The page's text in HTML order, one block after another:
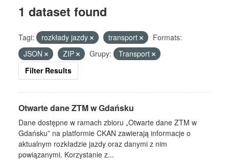
1 dataset found
Tagi: rozkłady jazdy transport
Formats:
JSON
ZIP Grupy:
Transport
Filter Results
Otwarte dane ZTM w Gdańsku
Dane dostępne w ramach zbioru „Otwarte dane ZTM w
Gdańsku” na platformie CKAN zawierają informacje o
aktualnym rozkładzie jazdy oraz danymi z nim
powiązanymi. Korzystanie z...